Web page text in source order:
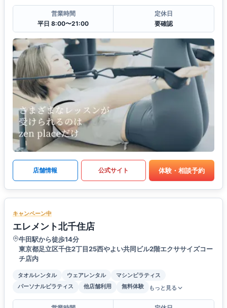
営業時間
平日 8:00〜21:00
定休日
要確認
店舗情報 公式サイト 体験・相談予約
キャンペーン中
エレメント北千住店
牛田駅から徒歩14分
東京都足立区千住2丁目25西やよい共同ビル2階エクササイズコー
チ店内
タオルレンタル ウェアレンタル
マシンピラティス
パーソナルピラティス
他店舗利用 無料体験 もっと見る